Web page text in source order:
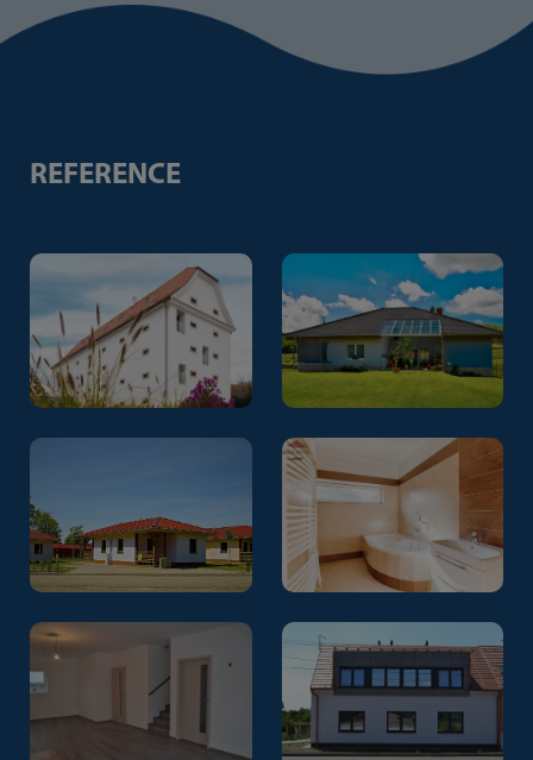
REFERENCE